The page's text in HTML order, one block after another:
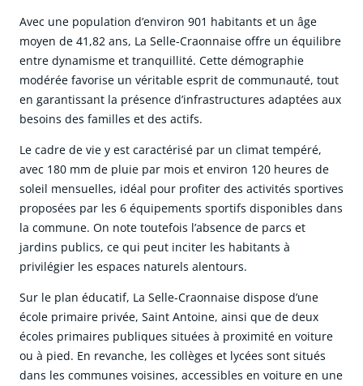
Avec une population d’environ 901 habitants et un âge
moyen de 41,82 ans, La Selle-Craonnaise offre un équilibre
entre dynamisme et tranquillité. Cette démographie
modérée favorise un véritable esprit de communauté, tout
en garantissant la présence d’infrastructures adaptées aux
besoins des familles et des actifs.
Le cadre de vie y est caractérisé par un climat tempéré,
avec 180 mm de pluie par mois et environ 120 heures de
soleil mensuelles, idéal pour profiter des activités sportives
proposées par les 6 équipements sportifs disponibles dans
la commune. On note toutefois l’absence de parcs et
jardins publics, ce qui peut inciter les habitants à
privilégier les espaces naturels alentours.
Sur le plan éducatif, La Selle-Craonnaise dispose d’une
école primaire privée, Saint Antoine, ainsi que de deux
écoles primaires publiques situées à proximité en voiture
ou à pied. En revanche, les collèges et lycées sont situés
dans les communes voisines, accessibles en voiture en une